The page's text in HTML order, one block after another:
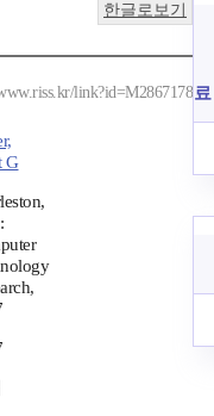
한글로보기
link?id=M2867178
G
료